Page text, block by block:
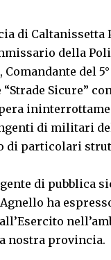
di
della
del
Sicure”
di militari
di particolari
di pubblica
ha
nostra provincia.